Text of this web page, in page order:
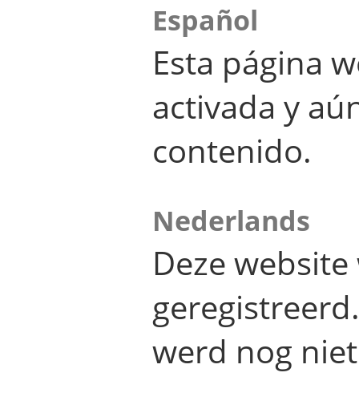
Español
Esta página
activada y
contenido.
Nederlands
Deze
werd nog